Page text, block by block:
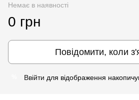
Немає в наявності
0 грн
Повідомити, коли
Ввійти для відображення